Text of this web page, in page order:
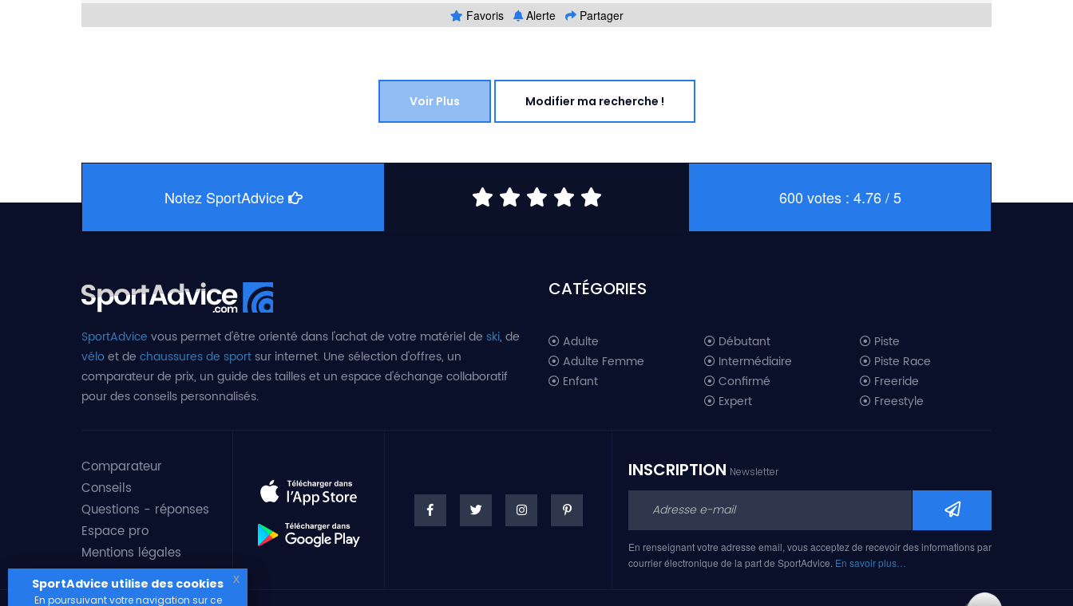
Favoris
Alerte Partager
Voir Plus Modifier ma recherche !
Notez SportAdvice 600 votes : 4.76 / 5
SportAdvice vous permet d'être orienté dans l'achat de votre matériel de ski, de
véloet de chaussures de sportsur internet. Une sélection d'offres, un
comparateur de prix, un guide des tailles et un espace d'échange collaboratif
pour des conseils personnalisés.
CATÉGORIES
Adulte
Adulte Femme
Enfant
Débutant
Intermédiaire
Confirmé
Expert
Piste
Piste Race
Freeride
Freestyle
Ski freeride 2019
Ski freestyle 2019
Ski AM 2019
Comparateur
Conseils
Questions - réponses
Espace pro
Mentions légales
INSCRIPTION Newsletter
En renseignant votre adresse email, vous acceptez de recevoir des informations par
courrier électronique de la part de SportAdvice. En savoir plus…
SportAdvice utilise des cookies
En poursuivant votre navigation sur ce
x